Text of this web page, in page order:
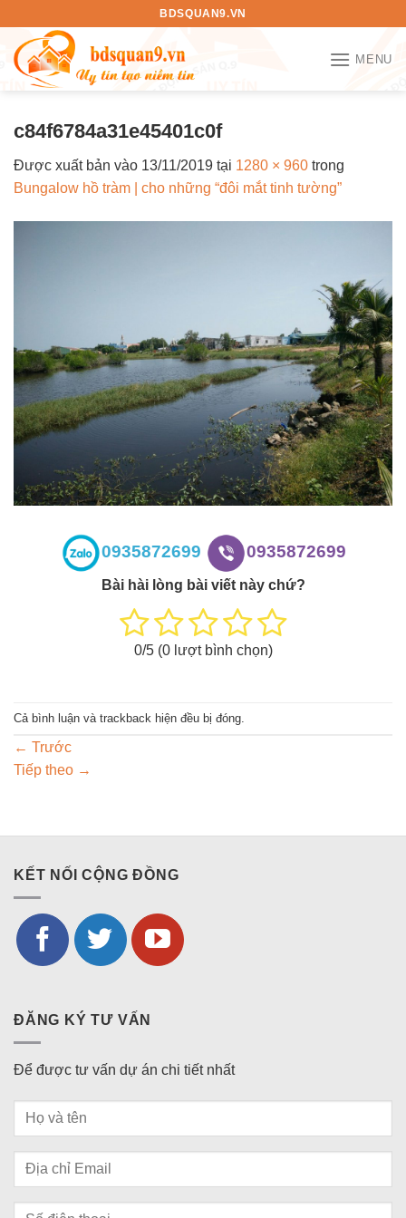
nội
dung
BDSQUAN9.VN
MENU
c84f6784a31e45401c0f
Được xuất bản vào 13/11/2019 tại 1280 × 960 trong
Bungalow hồ tràm | cho những “đôi mắt tinh tường”
0935872699 0935872699
Bài hài lòng bài viết này chứ?
0/5 (0lượt bình chọn)
Cả bình luận và trackback hiện đều bị đóng.
← Trước
Tiếp theo →
KẾT NỐI CỘNG ĐỒNG
ĐĂNG KÝ TƯ VẤN
Để được tư vấn dự án chi tiết nhất